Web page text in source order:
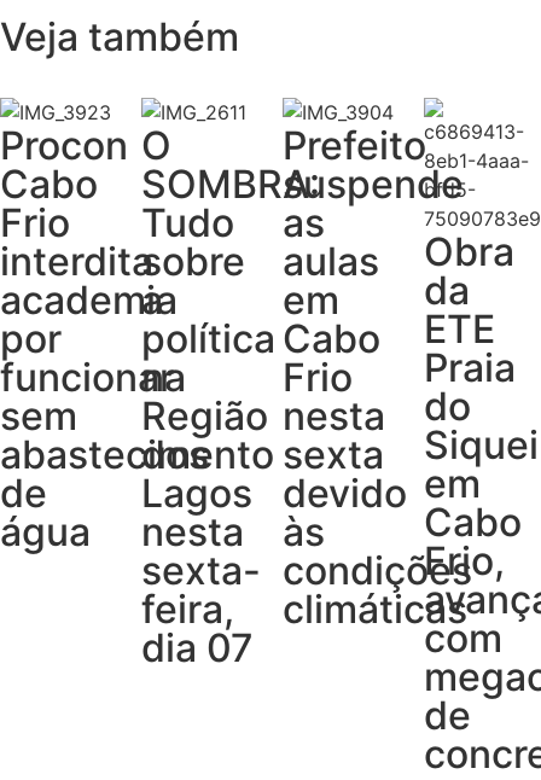
Veja também
Procon
Cabo
Frio
interdita
academia
por
funcionar
sem
abastecimento
de
água
O
SOMBRA:
Tudo
sobre
a
política
na
Região
dos
Lagos
nesta
sexta-
feira,
dia 07
Prefeito
suspende
as
aulas
em
Cabo
Frio
nesta
sexta
devido
às
condições
climáticas
Obra
da
ETE
Praia
do
em
Cabo
Frio,
com
de